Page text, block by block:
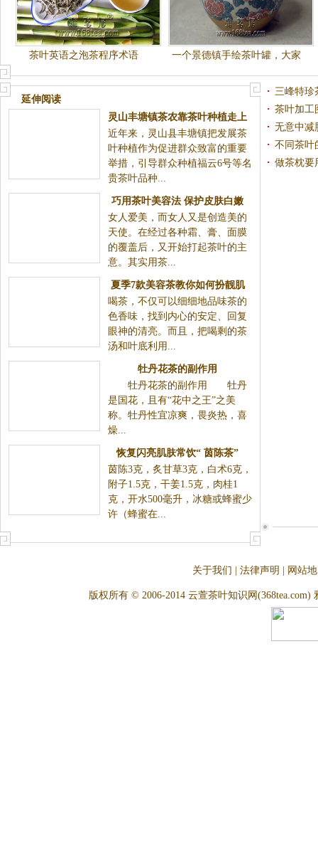
茶叶英语之泡茶程序术语
一个景德镇手绘茶叶罐，大家
随评，呵呵....
延伸阅读
灵山丰塘镇茶农靠茶叶种植走上
近年来，灵山县丰塘镇把发展茶叶种植作为促进群众致
富的重要举措，引导群众种植福云6号等名贵茶叶品种...
巧用茶叶美容法 保护皮肤白嫩
女人爱美，而女人又是创造美的天使。在经过各种霜、
膏、面膜的覆盖后，又开始打起茶叶的主意。其实用
夏季7款美容茶教你如何扮靓肌
喝茶，不仅可以细细地品味茶的色香味，找到内心的安
定、回复眼神的清亮。而且，把喝剩的茶汤和叶底利
牡丹花茶的副作用
牡丹花茶的副作用 牡丹
是国花，且有“花中之王”之美称。牡丹性宜凉爽，畏炎
恢复闪亮肌肤常饮“ 茵陈茶”
茵陈3克，炙甘草3克，白术6克，附子1.5克，干姜1.5
克，肉桂1克，开水500毫升，冰糖或蜂蜜少许（蜂蜜
三峰特珍
茶叶加工
无意中减
不同茶叶
做茶枕要
关于我们 法律声明 网站
版权所有 © 2006-2014 云萱茶叶知识网